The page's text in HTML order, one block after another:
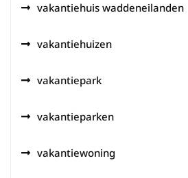
vakantiehuis waddeneilanden
vakantiehuizen
vakantiepark
vakantieparken
vakantiewoning